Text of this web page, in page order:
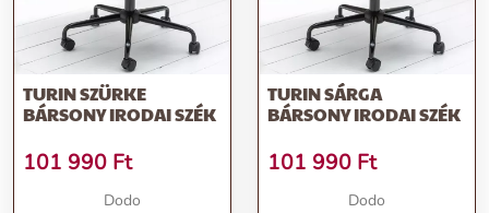
TURIN SZÜRKE
BÁRSONY IRODAI SZÉK
101 990 Ft
Dodo
TURIN SÁRGA
BÁRSONY IRODAI SZÉK
101 990 Ft
Dodo